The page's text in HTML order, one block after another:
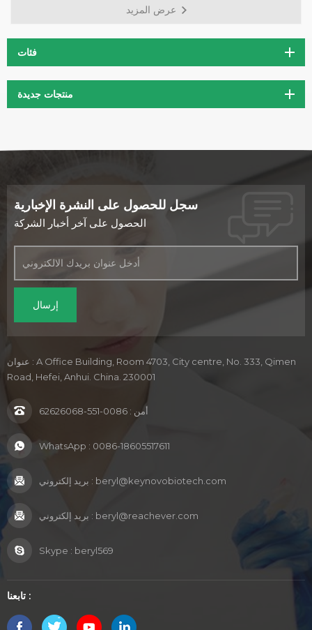
عرض المزيد
فئات
منتجات جديدة
سجل للحصول على النشرة الإخبارية
الحصول على آخر أخبار الشركة
عنوان : A Office Building, Room 4703, City centre, No. 333, Qimen
Road, Hefei, Anhui. China. 230001
أمن : 0086-551-62626068
WhatsApp : 0086-18605517611
بريد إلكتروني : beryl@keynovobiotech.com
بريد إلكتروني : beryl@reachever.com
Skype : beryl569
تابعنا :